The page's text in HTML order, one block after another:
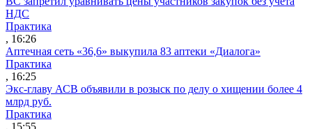
НДС
Практика
, 16:26
Аптечная сеть «36,6» выкупила 83 аптеки «Диалога»
Практика
, 16:25
Экс-главу АСВ объявили в розыск по делу о хищении более 4
млрд руб.
Практика
, 15:55